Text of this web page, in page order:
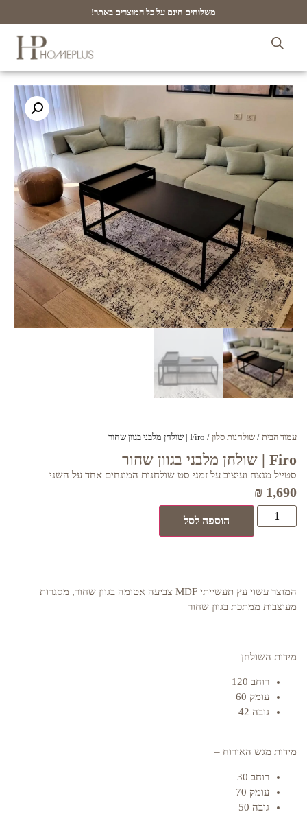
משלוחים חינם על כל המוצרים באתר!
עמוד הבית / שולחנות סלון / Firo | שולחן מלבני בגוון שחור
Firo | שולחן מלבני בגוון שחור
סטייל מנצח ועיצוב על זמני סט שולחנות המונחים אחד על השני
₪ 1,690
הוספה לסל
המוצר עשוי עץ תעשייתי MDF צביעה אטומה בגוון שחור, מסגרות
מעוצבות ממתכת בגוון שחור
מידות השולחן –
רוחב 120
עומק 60
גובה 42
מידות מגש האירוח –
רוחב 30
עומק 70
גובה 50